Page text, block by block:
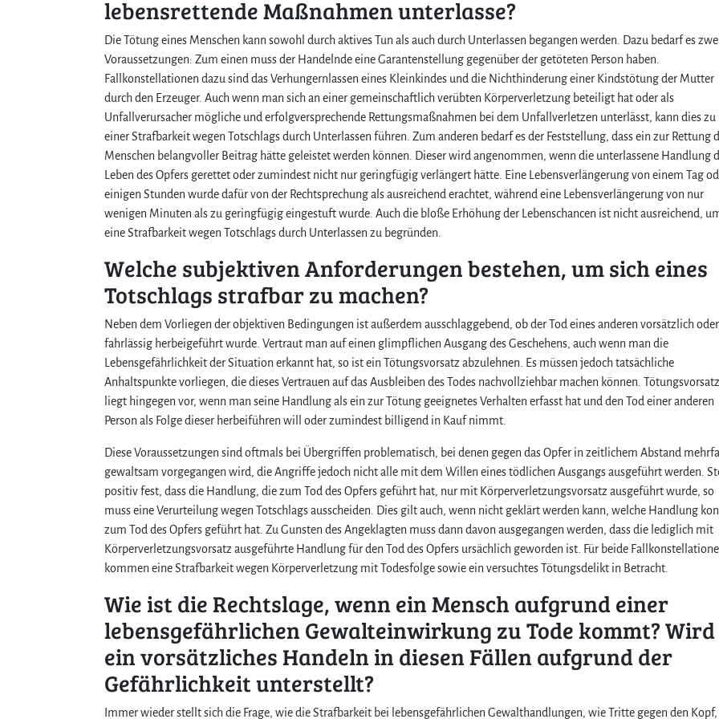
lebensrettende Maßnahmen unterlasse?
Die Tötung eines Menschen kann sowohl durch aktives Tun als auch durch Unterlassen begangen werden. Dazu bedarf es
Voraussetzungen: Zum einen muss der Handelnde eine Garantenstellung gegenüber der getöteten Person haben.
Fallkonstellationen dazu sind das Verhungernlassen eines Kleinkindes und die Nichthinderung einer Kindstötung der Mutter
durch den Erzeuger. Auch wenn man sich an einer gemeinschaftlich verübten Körperverletzung beteiligt hat oder als
Unfallverursacher mögliche und erfolgversprechende Rettungsmaßnahmen bei dem Unfallverletzen unterlässt, kann dies zu
einer Strafbarkeit wegen Totschlags durch Unterlassen führen. Zum anderen bedarf es der Feststellung, dass ein zur Rettung
Menschen belangvoller Beitrag hätte geleistet werden können. Dieser wird angenommen, wenn die unterlassene Handlung
Leben des Opfers gerettet oder zumindest nicht nur geringfügig verlängert hätte. Eine Lebensverlängerung von einem Tag
einigen Stunden wurde dafür von der Rechtsprechung als ausreichend erachtet, während eine Lebensverlängerung von nur
wenigen Minuten als zu geringfügig eingestuft wurde. Auch die bloße Erhöhung der Lebenschancen ist nicht ausreichend,
eine Strafbarkeit wegen Totschlags durch Unterlassen zu begründen.
Welche subjektiven Anforderungen bestehen, um sich eines
Totschlags strafbar zu machen?
Neben dem Vorliegen der objektiven Bedingungen ist außerdem ausschlaggebend, ob der Tod eines anderen vorsätzlich oder
fahrlässig herbeigeführt wurde. Vertraut man auf einen glimpflichen Ausgang des Geschehens, auch wenn man die
Lebensgefährlichkeit der Situation erkannt hat, so ist ein Tötungsvorsatz abzulehnen. Es müssen jedoch tatsächliche
Anhaltspunkte vorliegen, die dieses Vertrauen auf das Ausbleiben des Todes nachvollziehbar machen können. Tötungsvorsatz
liegt hingegen vor, wenn man seine Handlung als ein zur Tötung geeignetes Verhalten erfasst hat und den Tod einer anderen
Person als Folge dieser herbeiführen will oder zumindest billigend in Kauf nimmt.
Diese Voraussetzungen sind oftmals bei Übergriffen problematisch, bei denen gegen das Opfer in zeitlichem Abstand
gewaltsam vorgegangen wird, die Angriffe jedoch nicht alle mit dem Willen eines tödlichen Ausgangs ausgeführt werden.
positiv fest, dass die Handlung, die zum Tod des Opfers geführt hat, nur mit Körperverletzungsvorsatz ausgeführt wurde, so
muss eine Verurteilung wegen Totschlags ausscheiden. Dies gilt auch, wenn nicht geklärt werden kann, welche Handlung
zum Tod des Opfers geführt hat. Zu Gunsten des Angeklagten muss dann davon ausgegangen werden, dass die lediglich mit
Körperverletzungsvorsatz ausgeführte Handlung für den Tod des Opfers ursächlich geworden ist. Für beide
kommen eine Strafbarkeit wegen Körperverletzung mit Todesfolge sowie ein versuchtes Tötungsdelikt in Betracht.
Wie ist die Rechtslage, wenn ein Mensch aufgrund einer
lebensgefährlichen Gewalteinwirkung zu Tode kommt? Wird
ein vorsätzliches Handeln in diesen Fällen aufgrund der
Gefährlichkeit unterstellt?
Immer wieder stellt sich die Frage, wie die Strafbarkeit bei lebensgefährlichen Gewalthandlungen, wie Tritte gegen den Kopf,